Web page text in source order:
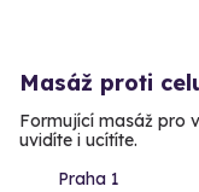
Masáž proti
Formující masáž pro
uvidíte i ucítíte.
Praha 1